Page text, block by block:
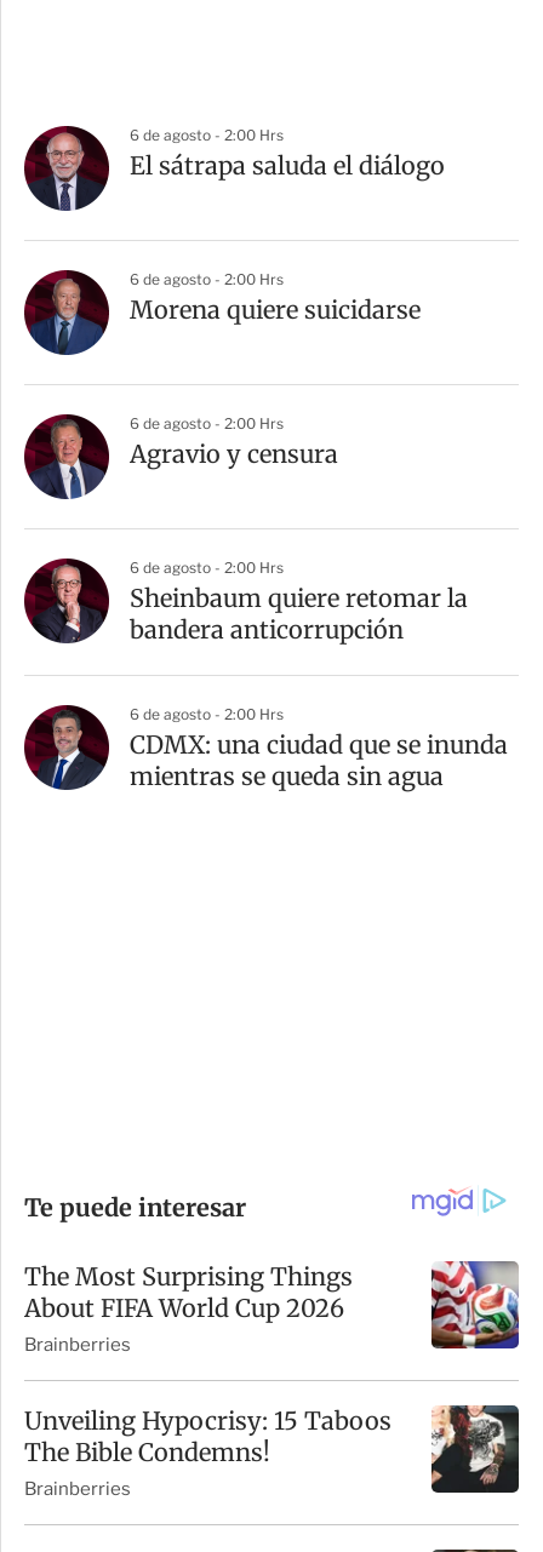
6 de agosto - 2:00 Hrs
El sátrapa saluda el diálogo
6 de agosto - 2:00 Hrs
Morena quiere suicidarse
6 de agosto - 2:00 Hrs
Agravio y censura
6 de agosto - 2:00 Hrs
Sheinbaum quiere retomar la
bandera anticorrupción
6 de agosto - 2:00 Hrs
CDMX: una ciudad que se inunda
mientras se queda sin agua